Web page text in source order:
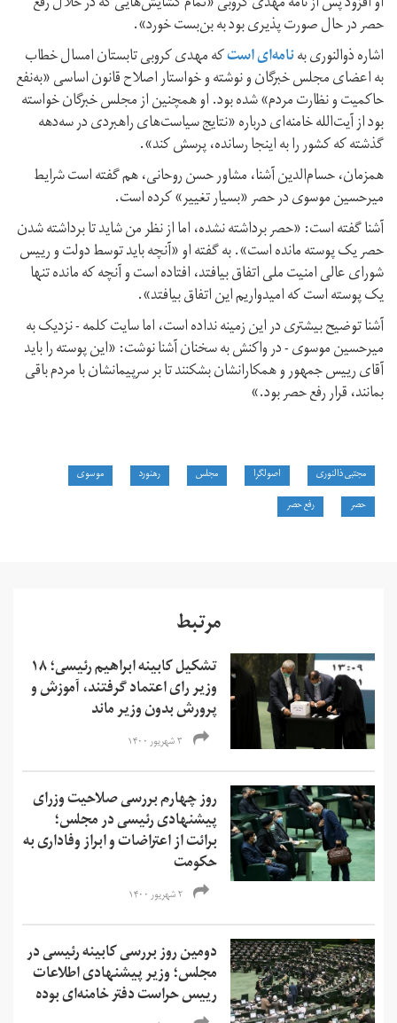
حصر در حال صورت پذیری بود به بن‌بست خورد».
اشاره ذوالنوری بهنامه‌ای استکه مهدی کروبی تابستان امسال خطاب
به اعضای مجلس خبرگان و نوشته و خواستار اصلاح قانون اساسی «به‌نفع
حاکمیت و نظارت مردم» شده بود. او همچنین از مجلس خبرگان خواسته
بود از آیت‌الله خامنه‌ای درباره «نتایج سیاست‌های راهبردی در سه‌دهه
گذشته که کشور را به اینجا رسانده، پرسش کند».
همزمان، حسام‌الدین آشنا، مشاور حسن روحانی، هم گفته است شرایط
میرحسین موسوی در حصر «بسیار تغییر» کرده است.
آشنا گفته است: «حصر برداشته نشده، اما از نظر من شاید تا برداشته شدن
حصر یک پوسته مانده است». به گفته او «آنچه باید توسط دولت و رییس
شورای عالی امنیت ملی اتفاق بیافتد، افتاده است و آنچه که مانده تنها
یک پوسته است که امیدواریم این اتفاق بیافتد».
آشنا توضیح بیشتری در این زمینه نداده است، اما سایت کلمه - نزدیک به
میرحسین موسوی - در واکنش به سخنان آشنا نوشت: «این پوسته را باید
آقای رییس جمهور و همکارانشان بشکنند تا بر سرپیمانشان با مردم باقی
بمانند، قرار رفع حصر بود.»
مجتبی ذالنوری اصولگرا مجلس رهنورد
موسوی
حصر
رفع حصر
مرتبط
تشکیل کابینه ابراهیم رئیسی؛ ۱۸
وزیر رای اعتماد گرفتند، آموزش و
پرورش بدون وزیر ماند
۳ شهریور ۱۴۰۰
روز چهارم بررسی صلاحیت وزرای
پیشنهادی رئیسی در مجلس؛
برائت از اعتراضات و ابراز وفاداری به
حکومت
۲ شهریور ۱۴۰۰
دومین روز بررسی کابینه رئیسی در
مجلس؛ وزیر پیشنهادی اطلاعات
رییس حراست دفتر خامنه‌ای بوده